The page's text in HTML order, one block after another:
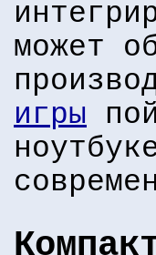
может
игры